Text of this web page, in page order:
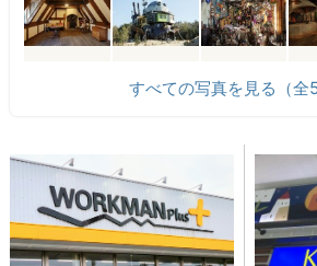
すべての写真を見る（全